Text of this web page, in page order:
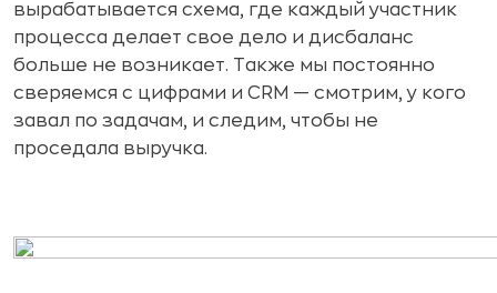
вырабатывается схема, где каждый участник
процесса делает свое дело и дисбаланс
больше не возникает. Также мы постоянно
сверяемся с цифрами и CRM — смотрим, у кого
завал по задачам, и следим, чтобы не
проседала выручка.